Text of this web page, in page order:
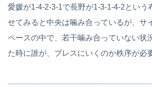
愛媛が1-4-2-3-1で長野が1-3-1-4-2という
せてみると中央は噛み合っているが、サ
ペースの中で、若干噛み合っていない状
た時に誰が、プレスにいくのか秩序が必